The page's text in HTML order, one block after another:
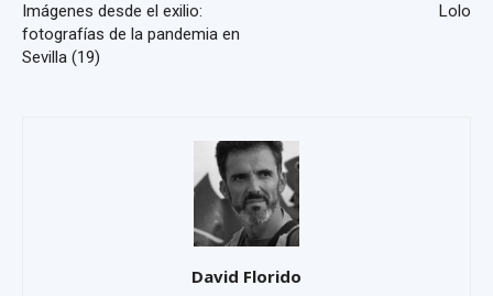
Imágenes desde el exilio:
fotografías de la pandemia en
Sevilla (19)
Lolo
David Florido